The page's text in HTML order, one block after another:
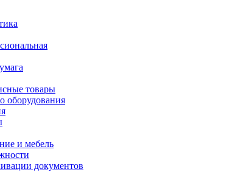
товары
оборудования
и мебель
документов